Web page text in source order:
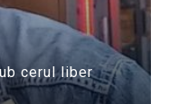
cerul liber